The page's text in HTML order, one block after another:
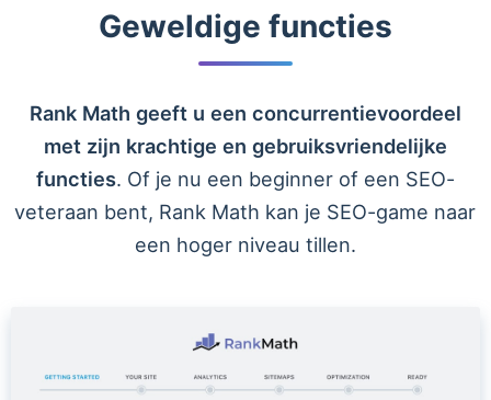
Geweldige functies
Rank Math geeft u een concurrentievoordeel
met zijn krachtige en gebruiksvriendelijke
functies. Of je nu een beginner of een SEO-
veteraan bent, Rank Math kan je SEO-game naar
een hoger niveau tillen.